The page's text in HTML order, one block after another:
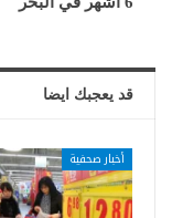
قد يعجبك ايضا
أخبار صحفية